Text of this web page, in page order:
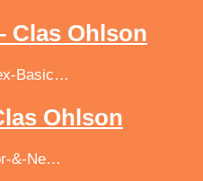
Clas Ohlson
Basic…
Ohlson
&-Ne…